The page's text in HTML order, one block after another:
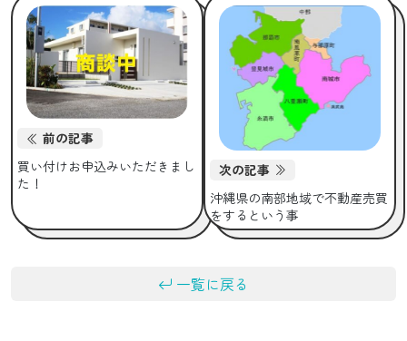
前の記事
買い付けお申込みいただきまし
た！
次の記事
沖縄県の南部地域で不動産売買
をするという事
一覧に戻る